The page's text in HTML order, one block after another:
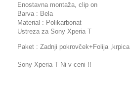
Enostavna montaža, clip on
Barva : Bela
Material : Polikarbonat
Ustreza za Sony Xperia T
Paket : Zadnji pokrovček+Folija ,krpica
Sony Xperia T Ni v ceni !!